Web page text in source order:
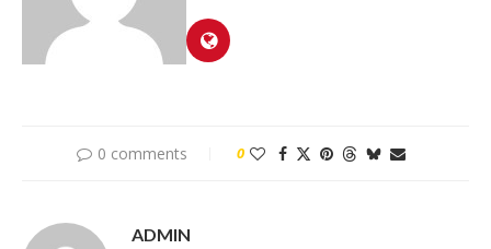
0 comments 0
ADMIN